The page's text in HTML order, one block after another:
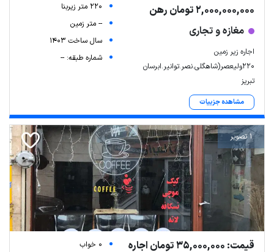
2,000,000,000 تومان رهن
مغازه و تجاری
اجاره زیر زمین
۲۲۰ولیعصر(شاهگلی.نصر.توانیر.ابرسان
تبریز
مشاهده جزییات
220 متر زیربنا
-- متر زمین
سال ساخت 1403
شماره طبقه: --
1 تصویر
قیمت: 35,000,000 تومان اجاره
0 خواب